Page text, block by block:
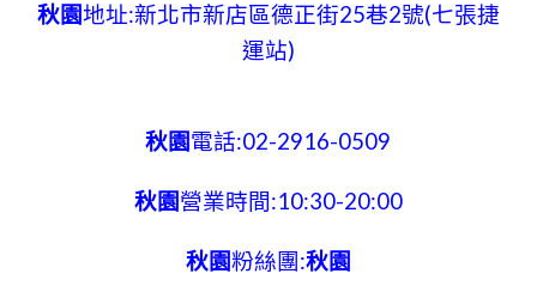
秋園地址:新北市新店區德正街25巷2號(七張捷
運站)
秋園電話:02-2916-0509
秋園營業時間:10:30-20:00
秋園粉絲團:秋園